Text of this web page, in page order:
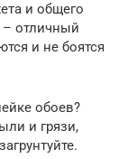
и общего
– отличный
и не боятся
обоев?
и грязи,